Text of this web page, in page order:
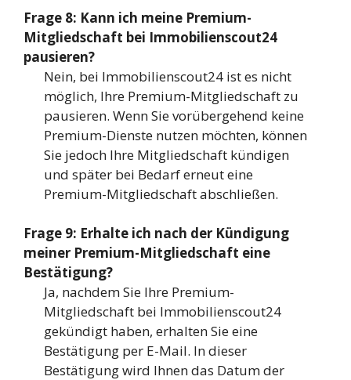
Frage 8: Kann ich meine Premium-
Mitgliedschaft bei Immobilienscout24
pausieren?
Nein, bei Immobilienscout24 ist es nicht
möglich, Ihre Premium-Mitgliedschaft zu
pausieren. Wenn Sie vorübergehend keine
Premium-Dienste nutzen möchten, können
Sie jedoch Ihre Mitgliedschaft kündigen
und später bei Bedarf erneut eine
Premium-Mitgliedschaft abschließen.
Frage 9: Erhalte ich nach der Kündigung
meiner Premium-Mitgliedschaft eine
Bestätigung?
Ja, nachdem Sie Ihre Premium-
Mitgliedschaft bei Immobilienscout24
gekündigt haben, erhalten Sie eine
Bestätigung per E-Mail. In dieser
Bestätigung wird Ihnen das Datum der